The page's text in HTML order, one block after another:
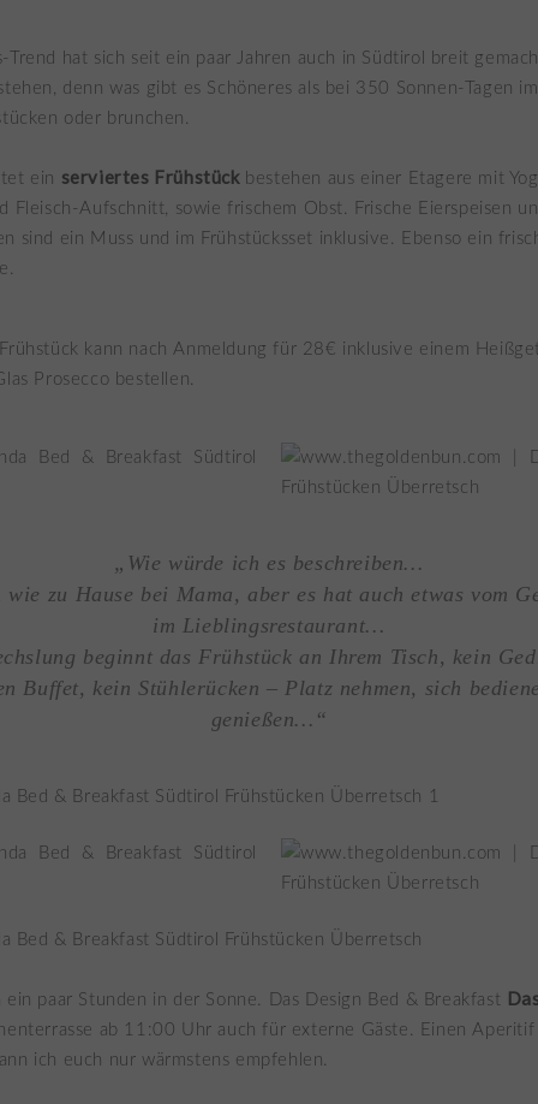
Trend hat sich seit ein paar Jahren auch in Südtirol breit
denn was gibt es Schöneres als bei 350 Sonnen-Tagen
oder brunchen.
ein serviertes Frühstückbestehen aus einer Etagere mit
Fleisch-Aufschnitt, sowie frischem Obst. Frische Eierspeisen
sind ein Muss und im Frühstücksset inklusive. Ebenso ein
kann nach Anmeldung für 28€ inklusive einem
Prosecco bestellen.
„Wie würde ich es beschreiben…
wie zu Hause bei Mama, aber es hat auch etwas vom
im Lieblingsrestaurant…
beginnt das Frühstück an Ihrem Tisch, kein
Buffet, kein Stühlerücken – Platz nehmen, sich
genießen…“
paar Stunden in der Sonne. Das Design Bed & Breakfast
ab 11:00 Uhr auch für externe Gäste. Einen
ich euch nur wärmstens empfehlen.